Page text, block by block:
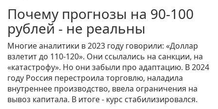
Почему прогнозы на 90-100
рублей - не реальны
Многие аналитики в 2023 году говорили: «Доллар
взлетит до 110-120». Они ссылались на санкции, на
«катастрофу». Но они забыли про адаптацию. В 2024
году Россия перестроила торговлю, наладила
внутреннее производство, ввела ограничения на
вывоз капитала. В итоге - курс стабилизировался.